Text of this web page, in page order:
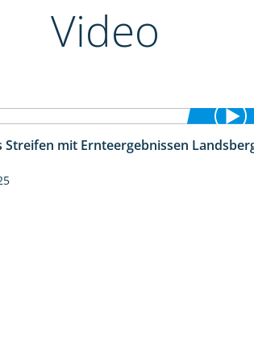
Video
11:01
Streifen mit Ernteergebnissen